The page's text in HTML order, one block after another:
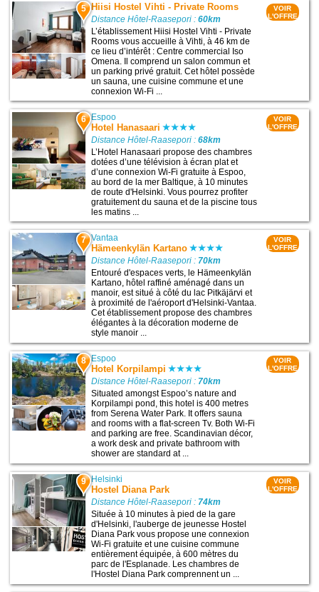
5 Hiisi Hostel Vihti - Private Rooms
Distance Hôtel-Raasepori :60km
L’établissement Hiisi Hostel Vihti - Private
Rooms vous accueille à Vihti, à 46 km de
ce lieu d’intérêt : Centre commercial Iso
Omena. Il comprend un salon commun et
un parking privé gratuit. Cet hôtel possède
un sauna, une cuisine commune et une
connexion Wi-Fi ...
VOIR
L'OFFRE
6 Espoo
Hotel Hanasaari
Distance Hôtel-Raasepori :68km
L’Hotel Hanasaari propose des chambres
dotées d’une télévision à écran plat et
d’une connexion Wi-Fi gratuite à Espoo,
au bord de la mer Baltique, à 10 minutes
de route d'Helsinki. Vous pourrez profiter
gratuitement du sauna et de la piscine tous
les matins ...
VOIR
L'OFFRE
7 Vantaa
Hämeenkylän Kartano
Distance Hôtel-Raasepori : 70km
Entouré d'espaces verts, le Hämeenkylän
Kartano, hôtel raffiné aménagé dans un
manoir, est situé à côté du lac Pitkäjärvi et
à proximité de l'aéroport d'Helsinki-Vantaa.
Cet établissement propose des chambres
élégantes à la décoration moderne de
style manoir ...
VOIR
L'OFFRE
8 Espoo
Hotel Korpilampi
Distance Hôtel-Raasepori : 70km
Situated amongst Espoo’s nature and
Korpilampi pond, this hotel is 400 metres
from Serena Water Park. It offers sauna
and rooms with a flat-screen Tv. Both Wi-Fi
and parking are free. Scandinavian décor,
a work desk and private bathroom with
shower are standard at ...
VOIR
L'OFFRE
9 Helsinki
Hostel Diana Park
Distance Hôtel-Raasepori : 74km
Située à 10 minutes à pied de la gare
d'Helsinki, l'auberge de jeunesse Hostel
Diana Park vous propose une connexion
Wi-Fi gratuite et une cuisine commune
entièrement équipée, à 600 mètres du
parc de l'Esplanade. Les chambres de
l'Hostel Diana Park comprennent un ...
VOIR
L'OFFRE